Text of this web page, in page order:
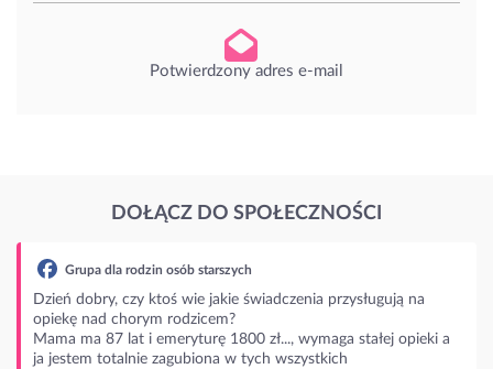
Potwierdzony adres e-mail
DOŁĄCZ DO SPOŁECZNOŚCI
osób starszych
ktoś wie jakie świadczenia przysługują na
rodzicem?
i emeryturę 1800 zł..., wymaga stałej opieki a
zagubiona w tych wszystkich